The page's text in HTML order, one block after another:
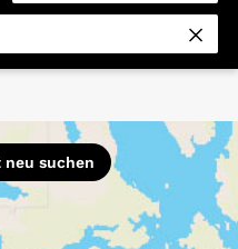
×
151,9
suchen